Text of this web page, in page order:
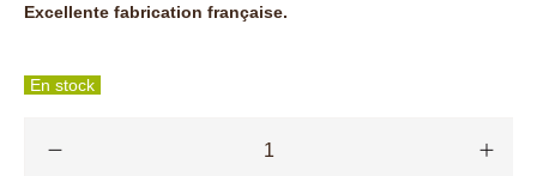
Excellente fabrication française.
En stock